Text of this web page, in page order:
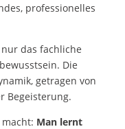
professionelles
das fachliche
Die
getragen von
Begeisterung.
Man lernt